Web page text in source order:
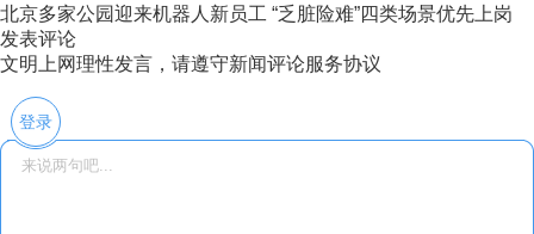
北京多家公园迎来机器人新员工 “乏脏险难”四类场景优先上岗
发表评论
文明上网理性发言，请遵守新闻评论服务协议
登录